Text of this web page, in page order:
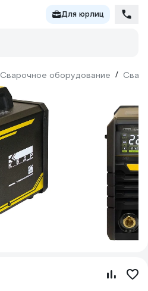
Для юрлиц
Сварочное оборудование /